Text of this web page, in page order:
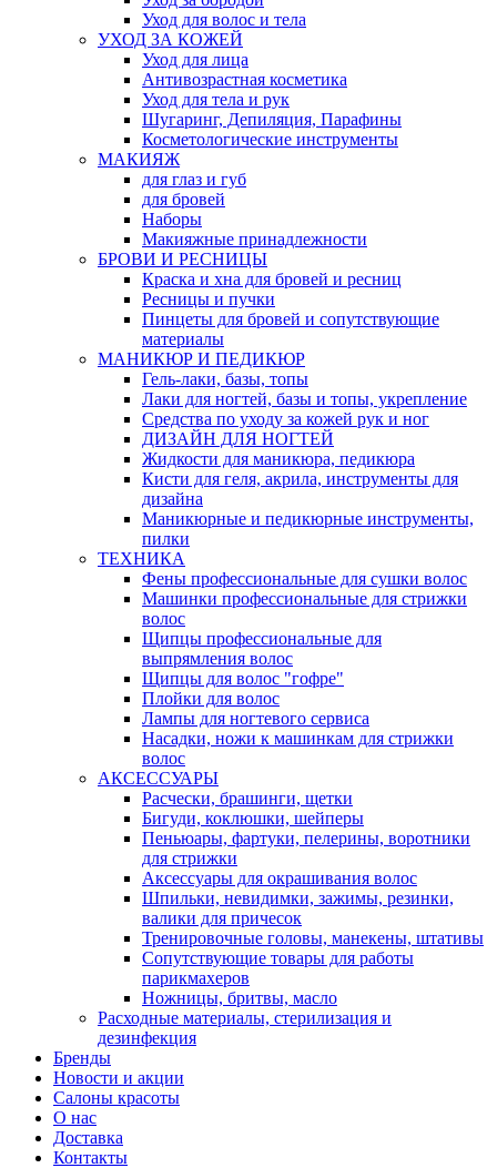
Уход для волос и тела
УХОД ЗА КОЖЕЙ
Уход для лица
Антивозрастная косметика
Уход для тела и рук
Шугаринг, Депиляция, Парафины
Косметологические инструменты
МАКИЯЖ
для глаз и губ
для бровей
Наборы
Макияжные принадлежности
БРОВИ И РЕСНИЦЫ
Краска и хна для бровей и ресниц
Ресницы и пучки
Пинцеты для бровей и сопутствующие
материалы
МАНИКЮР И ПЕДИКЮР
Гель-лаки, базы, топы
Лаки для ногтей, базы и топы, укрепление
Средства по уходу за кожей рук и ног
ДИЗАЙН ДЛЯ НОГТЕЙ
Жидкости для маникюра, педикюра
Кисти для геля, акрила, инструменты для
дизайна
Маникюрные и педикюрные инструменты,
пилки
ТЕХНИКА
Фены профессиональные для сушки волос
Машинки профессиональные для стрижки
волос
Щипцы профессиональные для
выпрямления волос
Щипцы для волос "гофре"
Плойки для волос
Лампы для ногтевого сервиса
Насадки, ножи к машинкам для стрижки
волос
АКСЕССУАРЫ
Расчески, брашинги, щетки
Бигуди, коклюшки, шейперы
Пеньюары, фартуки, пелерины, воротники
для стрижки
Аксессуары для окрашивания волос
Шпильки, невидимки, зажимы, резинки,
валики для причесок
Тренировочные головы, манекены, штативы
Сопутствующие товары для работы
парикмахеров
Ножницы, бритвы, масло
Расходные материалы, стерилизация и
дезинфекция
Бренды
Новости и акции
Салоны красоты
О нас
Доставка
Контакты